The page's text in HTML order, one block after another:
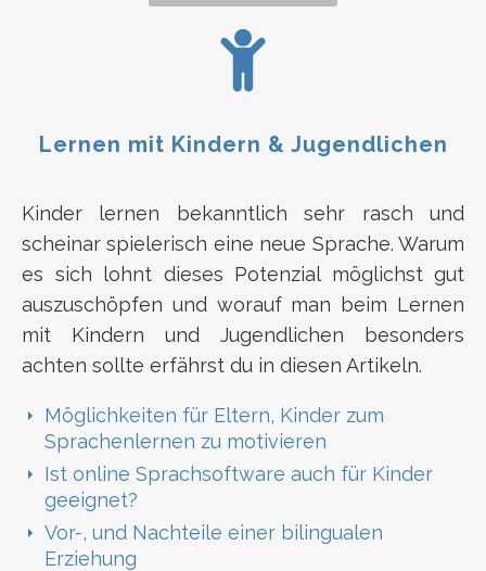
Lernen mit Kindern & Jugendlichen
Kinder lernen bekanntlich sehr rasch und
scheinar spielerisch eine neue Sprache. Warum
es sich lohnt dieses Potenzial möglichst gut
auszuschöpfen und worauf man beim Lernen
mit Kindern und Jugendlichen besonders
achten sollte erfährst du in diesen Artikeln.
Möglichkeiten für Eltern, Kinder zum
Sprachenlernen zu motivieren
Ist online Sprachsoftware auch für Kinder
geeignet?
Vor-, und Nachteile einer bilingualen
Erziehung